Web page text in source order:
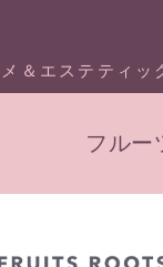
＆エステティッ
フルー